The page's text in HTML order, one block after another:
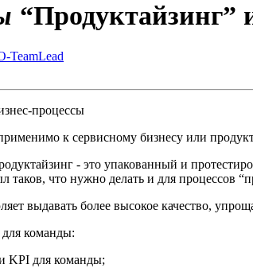
“Продуктайзинг”
TeamLead
процессы
к сервисному бизнесу или
- это упакованный и
таков, что нужно делать и для процессов
выдавать более высокое качество,
команды:
KPI для команды;